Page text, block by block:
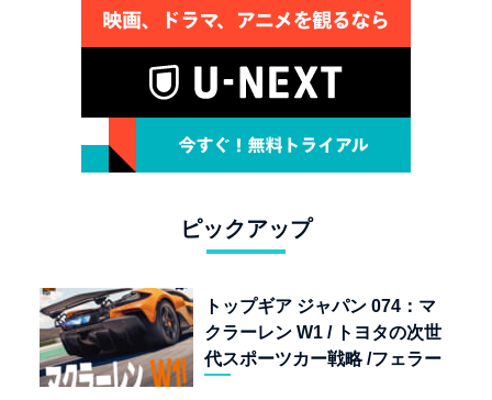
ピックアップ
トップギア ジャパン 074：マ
クラーレン W1 / トヨタの次世
代スポーツカー戦略 /フェラー